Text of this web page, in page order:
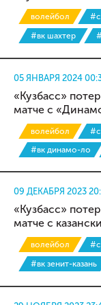
волейбол
#вк шахтер
05 ЯНВАРЯ 2024
«Кузбасс»
матче с
волейбол
#вк динамо-ло
09 ДЕКАБРЯ 2023
«Кузбасс»
матче с
волейбол
#вк зенит-казань